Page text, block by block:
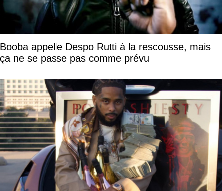
Booba appelle Despo Rutti à la rescousse, mais
ça ne se passe pas comme prévu